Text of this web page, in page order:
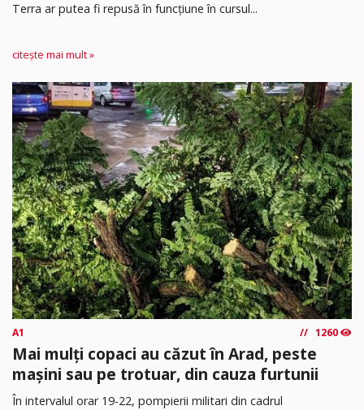
Terra ar putea fi repusă în funcțiune în cursul...
citește mai mult »
A1 1260
Mai mulți copaci au căzut în Arad, peste
mașini sau pe trotuar, din cauza furtunii
În intervalul orar 19-22, pompierii militari din cadrul